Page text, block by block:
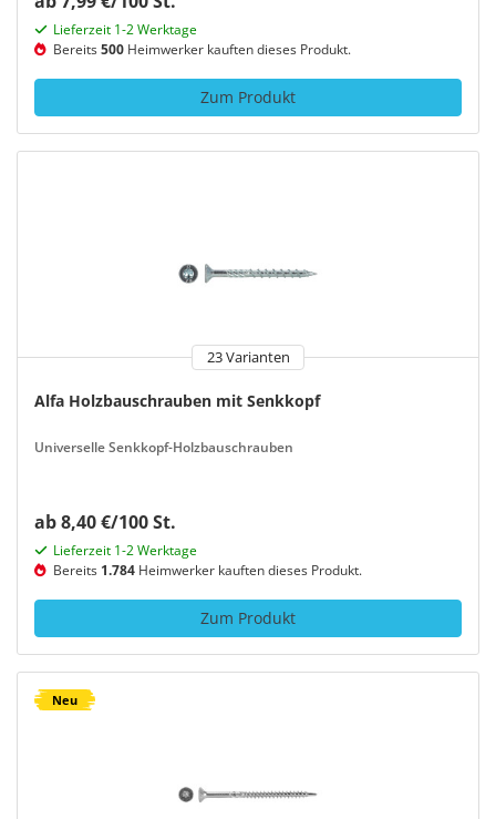
Lieferzeit 1-2 Werktage
Bereits500 Heimwerker kauften dieses Produkt.
Zum Produkt
23 Varianten
Alfa Holzbauschrauben mit Senkkopf
Universelle Senkkopf-Holzbauschrauben
ab 8,40 €/100 St.
Lieferzeit 1-2 Werktage
Bereits 1.784 Heimwerker kauften dieses Produkt.
Zum Produkt
Neu